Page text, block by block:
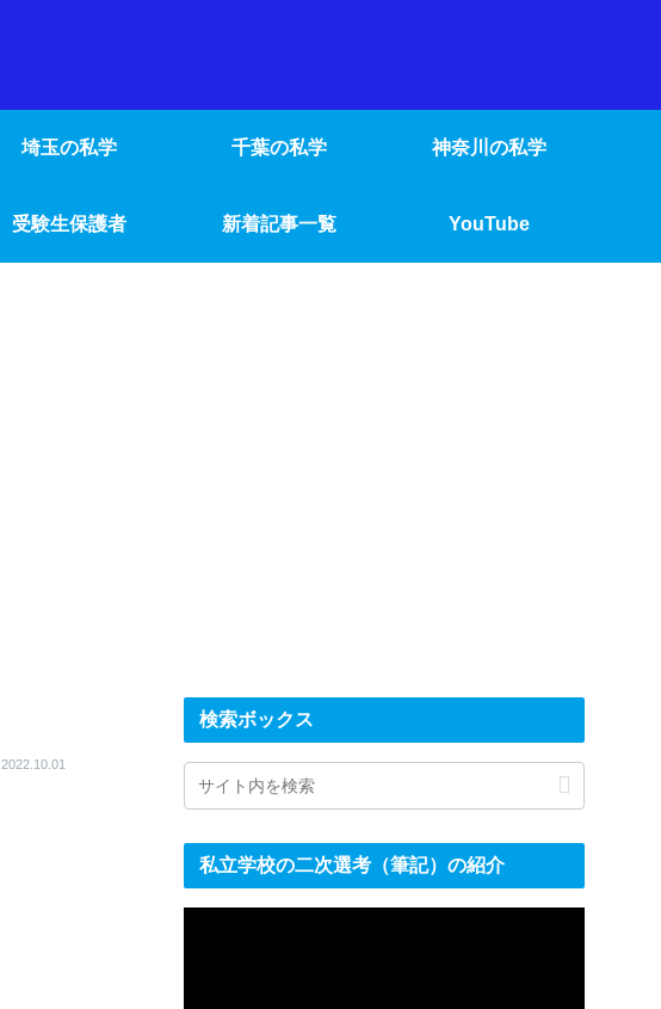
埼玉の私学 千葉の私学 神奈川の私学
受験生保護者 新着記事一覧 YouTube
2022.10.01
検索ボックス
私立学校の二次選考（筆記）の紹介